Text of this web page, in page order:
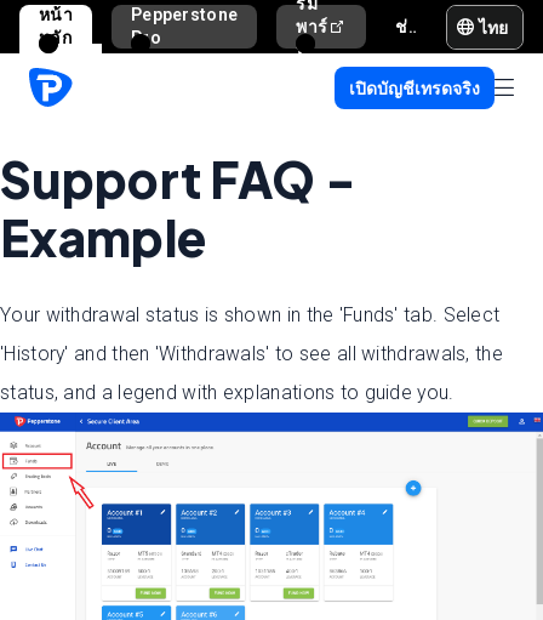
หน้า
หลัก
Pepperstone
Pro
พาร์
ท
ช่วยเหลือและสนับสนุน ไทย
เปิดบัญชีเทรดจริง
Support FAQ -
Example
Your withdrawal status is shown in the 'Funds' tab. Select
'History' and then 'Withdrawals' to see all withdrawals, the
status, and a legend with explanations to guide you.